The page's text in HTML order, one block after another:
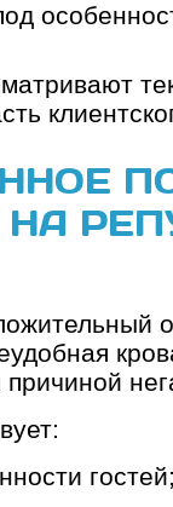
НА
причиной